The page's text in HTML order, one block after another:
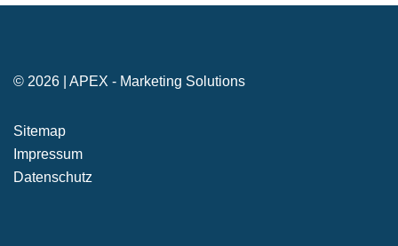
© 2026 | APEX - Marketing Solutions
Sitemap
Impressum
Datenschutz